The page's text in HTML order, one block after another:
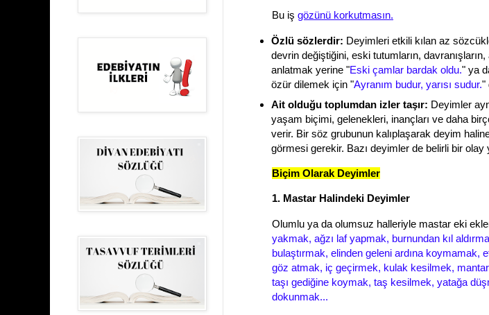
Bu iş gözünü korkutmasın.
Özlü sözlerdir: Deyimleri etkili kılan az
devrin değiştiğini, eski tutumların,
anlatmak yerine "Eski çamlar bardak oldu." ya
özür dilemek için "Ayranım budur, yarısı sudur."
Ait olduğu toplumdan izler taşır: Deyimler
yaşam biçimi, gelenekleri, inançları ve daha
verir. Bir söz grubunun kalıplaşarak deyim
görmesi gerekir. Bazı deyimler de belirli bir
Biçim Olarak Deyimler
1. Mastar Halindeki Deyimler
Olumlu ya da olumsuz halleriyle mastar eki
yakmak, ağzı laf yapmak, burnundan kıl
bulaştırmak, elinden geleni ardına koymamak,
göz atmak, iç geçirmek, kulak kesilmek,
taşı gediğine koymak, taş kesilmek, yatağa
dokunmak...